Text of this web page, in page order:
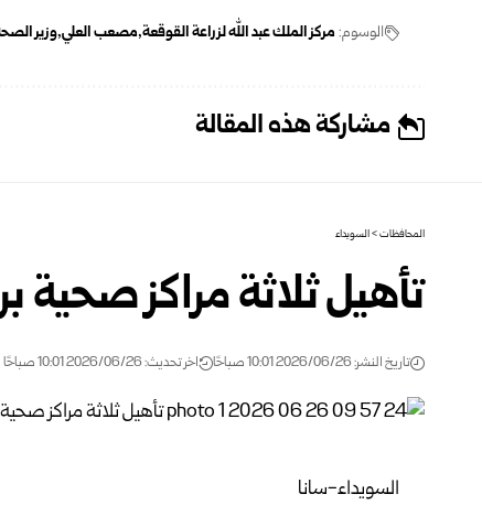
الوسوم: مركز الملك عبد الله لزراعة ‏القوقعة مصعب العلي وزير
مشاركة هذه المقالة
المحافظات>السويداء
تأهيل ثلاثة مراكز صحية
تاريخ النشر: 2026/06/26 10:01 صباحًا اخر تحديث: 2026/06/26 10:01 صباحًا
السويداء-سانا‏